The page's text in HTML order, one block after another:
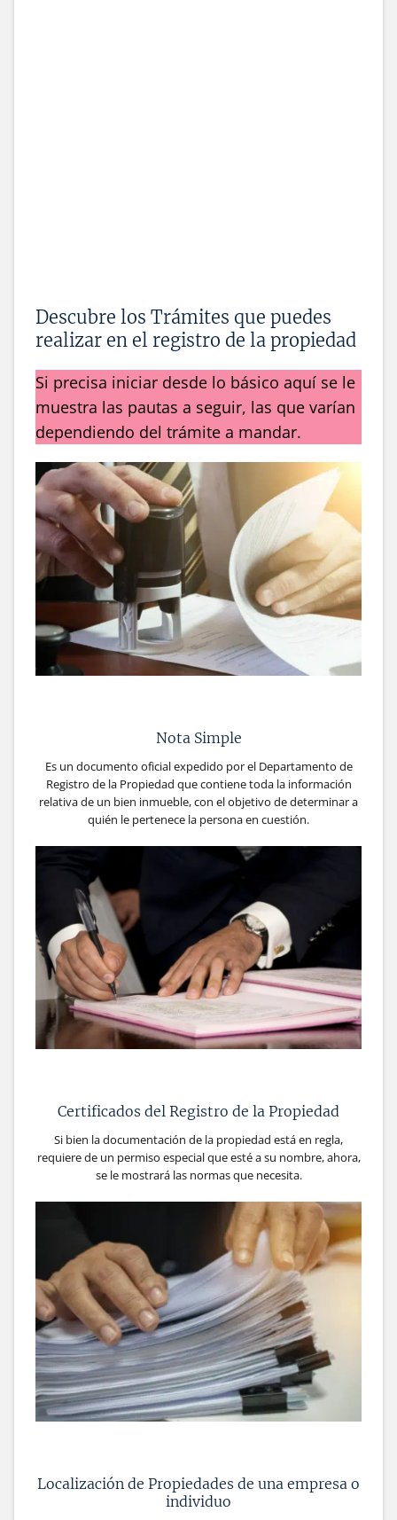
Descubre los Trámites que puedes
realizar en el registro de la propiedad
Si precisa iniciar desde lo básico aquí se le
muestra las pautas a seguir, las que varían
dependiendo del trámite a mandar.
Nota Simple
Es un documento oficial expedido por el Departamento de
Registro de la Propiedad que contiene toda la información
relativa de un bien inmueble, con el objetivo de determinar a
quién le pertenece la persona en cuestión.
Certificados del Registro de la Propiedad
Si bien la documentación de la propiedad está en regla,
requiere de un permiso especial que esté a su nombre, ahora,
se le mostrará las normas que necesita.
Localización de Propiedades de una empresa o
individuo